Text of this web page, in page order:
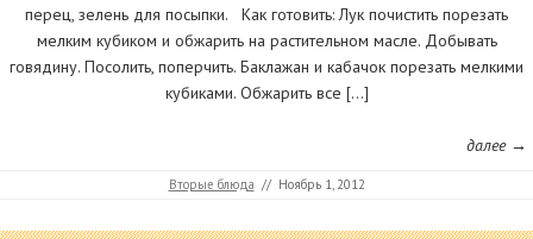
перец, зелень для посыпки. Как готовить: Лук почистить порезать
мелким кубиком и обжарить на растительном масле. Добывать
говядину. Посолить, поперчить. Баклажан и кабачок порезать мелкими
кубиками. Обжарить все […]
далее →
Вторые блюда // Ноябрь 1, 2012